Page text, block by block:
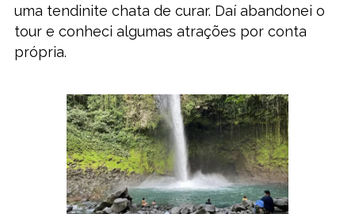
uma tendinite chata de curar. Daí abandonei o
tour e conheci algumas atrações por conta
própria.